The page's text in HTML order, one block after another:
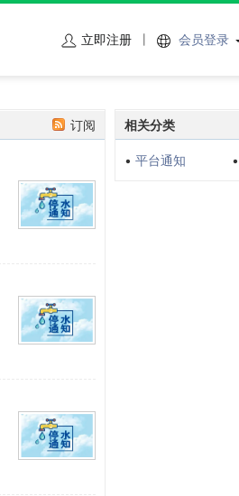
立即注册 会员登录
订阅 相关分类
• 平台通知 •